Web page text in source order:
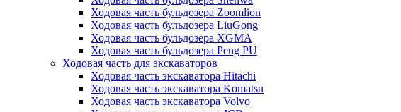
Ходовая часть бульдозера Zoomlion
Ходовая часть бульдозера LiuGong
Ходовая часть бульдозера XGMA
Ходовая часть бульдозера Peng PU
Ходовая часть для экскаваторов
Ходовая часть экскаватора Hitachi
Ходовая часть экскаватора Komatsu
Ходовая часть экскаватора Volvo